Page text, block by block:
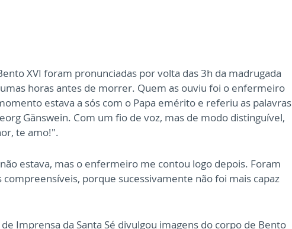
XVI foram pronunciadas por volta das 3h da madrugada
horas antes de morrer. Quem as ouviu foi o enfermeiro
estava a sós com o Papa emérito e referiu as palavras
Gänswein. Com um fio de voz, mas de modo distinguível,
te amo!".
estava, mas o enfermeiro me contou logo depois. Foram
compreensíveis, porque sucessivamente não foi mais capaz
Imprensa da Santa Sé divulgou imagens do corpo de Bento